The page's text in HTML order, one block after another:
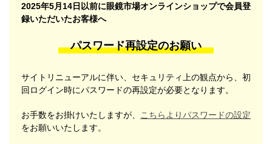
2025年5月14日以前に眼鏡市場オンラインショップで会員登
録いただいたお客様へ
パスワード再設定のお願い
サイトリニューアルに伴い、セキュリティ上の観点から、初
回ログイン時にパスワードの再設定が必要となります。
お手数をお掛けいたしますが、
こちらよりパスワードの設定
をお願いいたします。